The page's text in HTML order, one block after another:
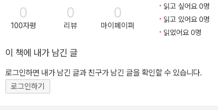
통 기술이 부족하여 따돌림과 괴롭힘을 당하면서 학교생활에 어려움
을 겪는 경우가 많아요. 하지만 자폐 스펙트럼 장애를 가지고 있어도
사회활동을 하는 데는 아무런 지장이 없습니다. 함께 어울려 사는 데
해가 되는 것도 아니고요. 세상과 다른 자신의 특성을 이해하고 받아
들이면 오히려 특정 분야에서 더욱 뛰어난 능력을 보이기도 합니다.
앞서 열거했던 사람들처럼요. 천재 기업가로 알려진 일론 머스크의
경우, 자신이 가진 장애가 자기 능력을 끌어올리는 데 도움이 되었다
0
100자평
0
리뷰
0
마이페이퍼
읽고 싶어요 0명
읽고 있어요 0명
읽었어요 0명
이 책에 내가 남긴 글
로그인하면 내가 남긴 글과 친구가 남긴 글을 확인할 수 있습니다.
로그인하기